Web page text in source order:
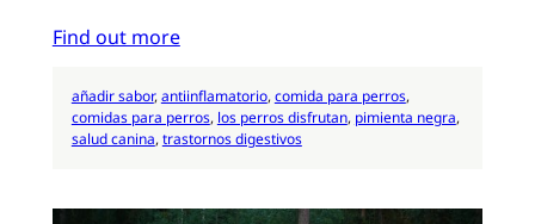
Find out more
añadir sabor, antiinflamatorio, comida para perros
comidas para perros, los perros disfrutan, pimienta negra
salud canina, trastornos digestivos